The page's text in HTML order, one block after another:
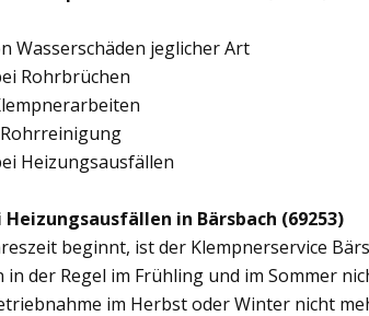
Wasserschäden jeglicher Art
Rohrbrüchen
Heizungsausfällen
in Bärsbach (69253)
beginnt, ist der Klempnerservice
in der Regel im Frühling und im Sommer
im Herbst oder Winter nicht